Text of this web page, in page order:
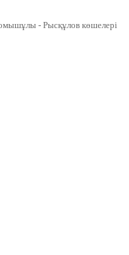
- Рысқұлов көшелері